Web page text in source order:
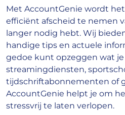
Met AccountGenie wordt
efficiënt afscheid te nemen
langer nodig hebt. Wij
handige tips en actuele
gedoe kunt opzeggen wat
streamingdiensten,
tijdschriftabonnementen of
AccountGenie helpt je om
stressvrij te laten verlopen.